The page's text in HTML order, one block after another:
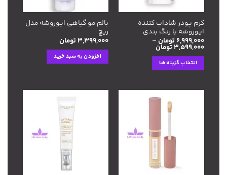
کرم پودر شاداب کننده
ایوروشه با رنگ بندی
۶,۹۹۹,۰۰۰تومان –
۳,۵۹۹,۰۰۰تومانPrice
range:
۶,۹۹۹,۰۰۰ تومان
انتخاب گزینه ها
بالم مو گیاهی ایوروشه مدل
ریچ
۳,۳۹۹,۰۰۰تومان
افزودن به سبد خرید
علاقه
مندی
علاقه
مندی